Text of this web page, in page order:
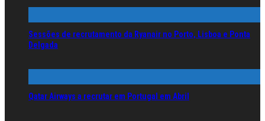
Sessões de recrutamento da Ryanair no Porto, Lisboa e Ponta
Delgada
Qatar Airways a recrutar em Portugal em Abril